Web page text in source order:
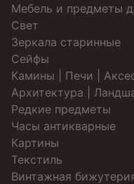
Мебель и предметы
Свет
Зеркала старинные
Cейфы
Камины | Печи |
Архитектура |
Редкие предметы
Часы антикварные
Картины
Текстиль
Винтажная